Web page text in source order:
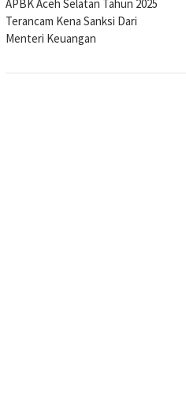
pos
APBK Aceh Selatan Tahun 2025
Terancam Kena Sanksi Dari
Menteri Keuangan